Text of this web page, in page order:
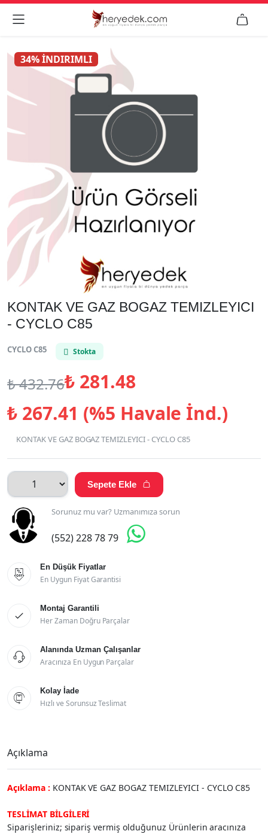
 
34% İNDIRIMLI
KONTAK VE GAZ BOGAZ TEMIZLEYICI
- CYCLO C85
CYCLO C85 Stokta
₺432.76₺281.48
₺267.41 (%5 Havale İnd.)
KONTAK VE GAZ BOGAZ TEMIZLEYICI - CYCLO C85
Sepete Ekle 
Sorunuz mu var? Uzmanımıza sorun
(552) 228 78 79 

En Düşük Fiyatlar
En Uygun Fiyat Garantisi

Montaj Garantili
Her Zaman Doğru Parçalar

Alanında Uzman Çalışanlar
Aracınıza En Uygun Parçalar

Kolay İade
Hızlı ve Sorunsuz Teslimat
Açıklama
Açıklama : KONTAK VE GAZ BOGAZ TEMIZLEYICI - CYCLO C85
TESLİMAT BİLGİLERİ
Siparişleriniz; sipariş vermiş olduğunuz Ürünlerin aracınıza